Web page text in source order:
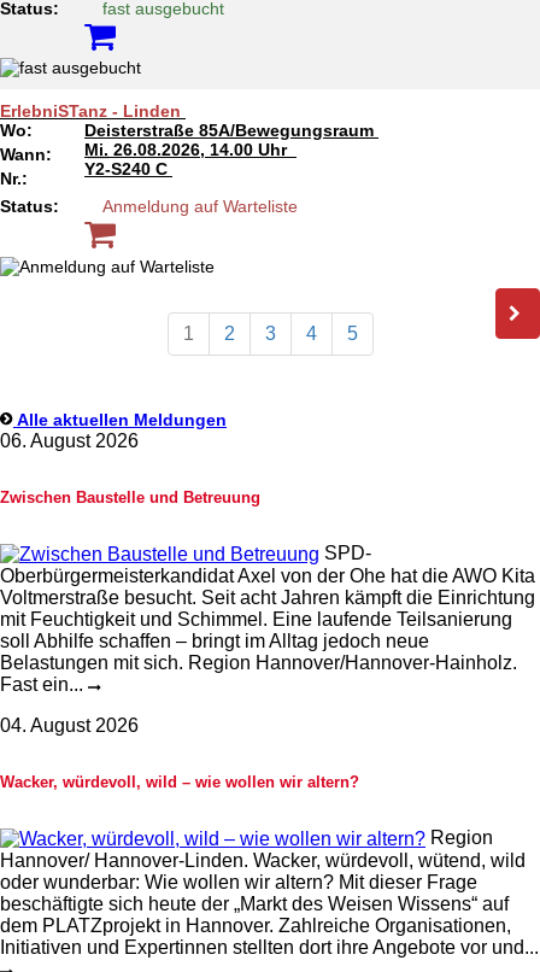
Status:
fast ausgebucht
ErlebniSTanz - Linden
Wo:
Deisterstraße 85A/Bewegungsraum
Wann:
Mi. 26.08.2026, 14.00 Uhr
Nr.:
Y2-S240 C
Status:
Anmeldung auf Warteliste
1 2 3 4 5
Alle aktuellen Meldungen
06. August 2026
Zwischen Baustelle und Betreuung
SPD-
Oberbürgermeisterkandidat Axel von der Ohe hat die AWO Kita
Voltmerstraße besucht. Seit acht Jahren kämpft die Einrichtung
mit Feuchtigkeit und Schimmel. Eine laufende Teilsanierung
soll Abhilfe schaffen – bringt im Alltag jedoch neue
Belastungen mit sich. Region Hannover/Hannover-Hainholz.
Fast ein...
04. August 2026
Wacker, würdevoll, wild – wie wollen wir altern?
Region
Hannover/ Hannover-Linden. Wacker, würdevoll, wütend, wild
oder wunderbar: Wie wollen wir altern? Mit dieser Frage
beschäftigte sich heute der „Markt des Weisen Wissens“ auf
dem PLATZprojekt in Hannover. Zahlreiche Organisationen,
Initiativen und Expertinnen stellten dort ihre Angebote vor und...